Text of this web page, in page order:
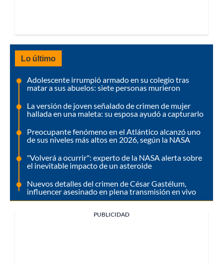
Lo último
Adolescente irrumpió armado en su colegio tras
matar a sus abuelos: siete personas murieron
La versión de joven señalado de crimen de mujer
hallada en una maleta: su esposa ayudó a capturarlo
Preocupante fenómeno en el Atlántico alcanzó uno
de sus niveles más altos en 2026, según la NASA
"Volverá a ocurrir": experto de la NASA alerta sobre
el inevitable impacto de un asteroide
Nuevos detalles del crimen de César Gastélum,
influencer asesinado en plena transmisión en vivo
PUBLICIDAD